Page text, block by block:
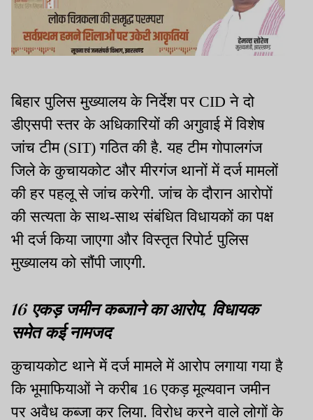
बिहार पुलिस मुख्यालय के निर्देश पर CID ने दो
डीएसपी स्तर के अधिकारियों की अगुवाई में विशेष
जांच टीम (SIT) गठित की है. यह टीम गोपालगंज
जिले के कुचायकोट और मीरगंज थानों में दर्ज मामलों
की हर पहलू से जांच करेगी. जांच के दौरान आरोपों
की सत्यता के साथ-साथ संबंधित विधायकों का पक्ष
भी दर्ज किया जाएगा और विस्तृत रिपोर्ट पुलिस
मुख्यालय को सौंपी जाएगी.
16 एकड़ जमीन कब्जाने का आरोप, विधायक
समेत कई नामजद
कुचायकोट थाने में दर्ज मामले में आरोप लगाया गया है
कि भूमाफियाओं ने करीब 16 एकड़ मूल्यवान जमीन
पर अवैध कब्जा कर लिया. विरोध करने वाले लोगों के